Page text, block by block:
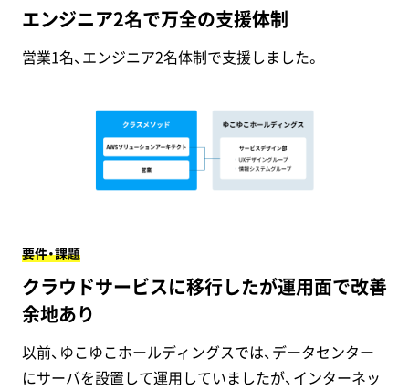
エンジニア2名で万全の支援体制
営業1名、エンジニア2名体制で支援しました。
要件・課題
クラウドサービスに移行したが運用面で改善
余地あり
以前、ゆこゆこホールディングスでは、データセンター
にサーバを設置して運用していましたが、インターネッ